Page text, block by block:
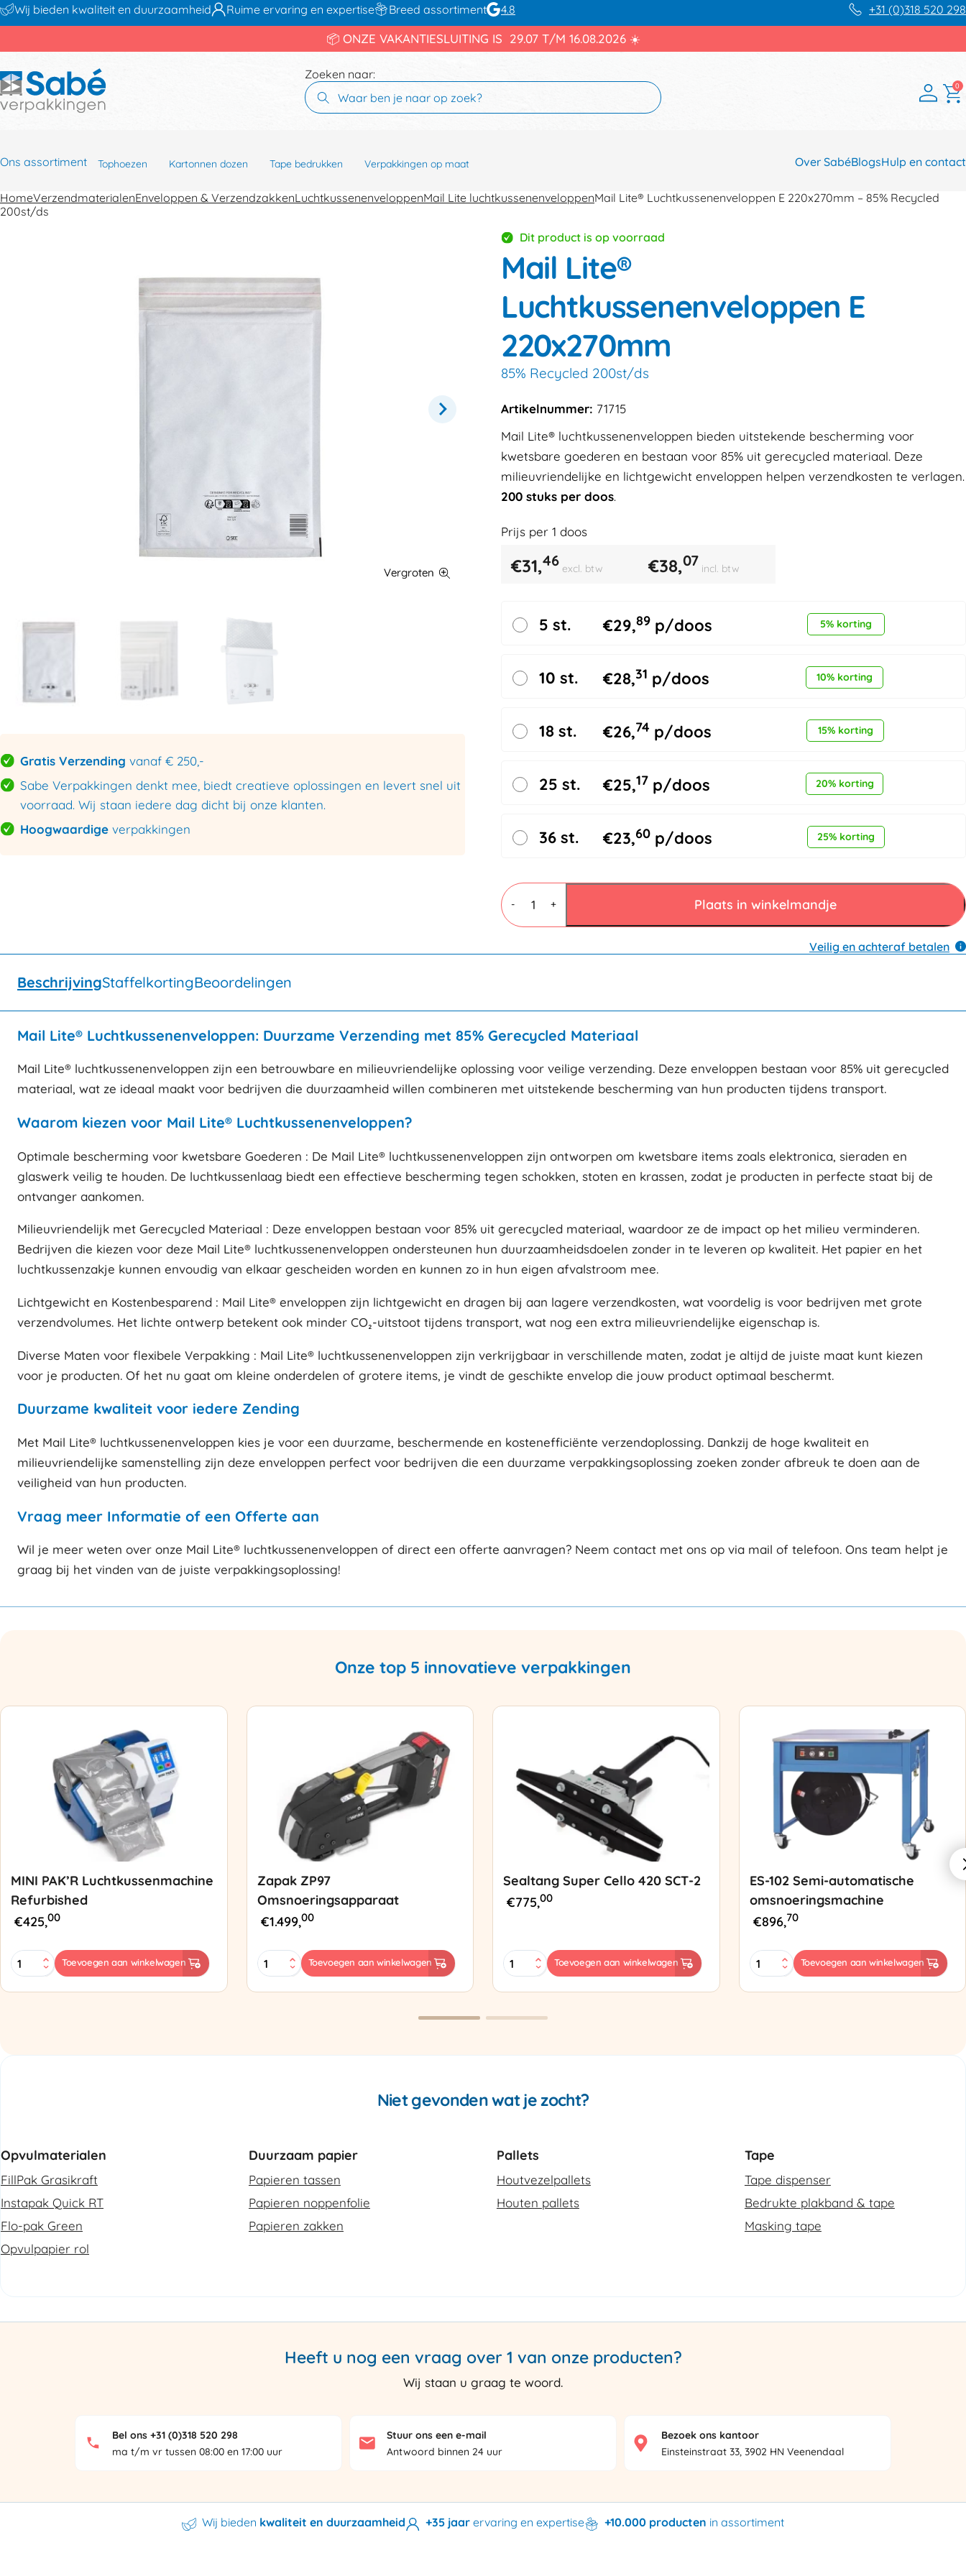
Wij bieden kwaliteit en duurzaamheid Ruime ervaring en expertise Breed assortiment 4.8 +31 (0)318 520 298
📦 ONZE VAKANTIESLUITING IS 29.07 T/M 16.08.2026 ☀️
Zoeken naar:
0
Ons assortiment Over SabéBlogsHulp en contact
Tophoezen Kartonnen dozen Tape bedrukken Verpakkingen op maat
HomeVerzendmaterialenEnveloppen & VerzendzakkenLuchtkussenenveloppenMail Lite luchtkussenenveloppenMail Lite® Luchtkussenenveloppen E 220x270mm – 85% Recycled
200st/ds
Gratis Verzending vanaf € 250,-
Sabe Verpakkingen denkt mee, biedt creatieve oplossingen en levert snel uit
voorraad. Wij staan iedere dag dicht bij onze klanten.
Hoogwaardige verpakkingen
Dit product is op voorraad
Mail Lite®
Luchtkussenenveloppen E
220x270mm
85% Recycled 200st/ds
Artikelnummer: 71715
Mail Lite® luchtkussenenveloppen bieden uitstekende bescherming voor
kwetsbare goederen en bestaan voor 85% uit gerecycled materiaal. Deze
milieuvriendelijke en lichtgewicht enveloppen helpen verzendkosten te verlagen.
200 stuks per doos.
Prijs per 1 doos
€31,46 excl. btw €38,07 incl. btw
5 st. €29,89 p/doos 5% korting
10 st. €28,31 p/doos 10% korting
18 st. €26,74 p/doos 15% korting
25 st. €25,17 p/doos 20% korting
36 st. €23,60 p/doos 25% korting
-
Mail
Lite®
Luchtkussenenveloppen
-
aantal
+ Plaats in winkelmandje
Veilig en achteraf betalen
BeschrijvingStaffelkortingBeoordelingen
Mail Lite® Luchtkussenenveloppen: Duurzame Verzending met 85% Gerecycled Materiaal
Mail Lite® luchtkussenenveloppen zijn een betrouwbare en milieuvriendelijke oplossing voor veilige verzending. Deze enveloppen bestaan voor 85% uit gerecycled
materiaal, wat ze ideaal maakt voor bedrijven die duurzaamheid willen combineren met uitstekende bescherming van hun producten tijdens transport.
Waarom kiezen voor Mail Lite® Luchtkussenenveloppen?
Optimale bescherming voor kwetsbare Goederen : De Mail Lite® luchtkussenenveloppen zijn ontworpen om kwetsbare items zoals elektronica, sieraden en
glaswerk veilig te houden. De luchtkussenlaag biedt een effectieve bescherming tegen schokken, stoten en krassen, zodat je producten in perfecte staat bij de
ontvanger aankomen.
Milieuvriendelijk met Gerecycled Materiaal : Deze enveloppen bestaan voor 85% uit gerecycled materiaal, waardoor ze de impact op het milieu verminderen.
Bedrijven die kiezen voor deze Mail Lite® luchtkussenenveloppen ondersteunen hun duurzaamheidsdoelen zonder in te leveren op kwaliteit. Het papier en het
luchtkussenzakje kunnen envoudig van elkaar gescheiden worden en kunnen zo in hun eigen afvalstroom mee.
Lichtgewicht en Kostenbesparend : Mail Lite® enveloppen zijn lichtgewicht en dragen bij aan lagere verzendkosten, wat voordelig is voor bedrijven met grote
verzendvolumes. Het lichte ontwerp betekent ook minder CO₂-uitstoot tijdens transport, wat nog een extra milieuvriendelijke eigenschap is.
Diverse Maten voor flexibele Verpakking : Mail Lite® luchtkussenenveloppen zijn verkrijgbaar in verschillende maten, zodat je altijd de juiste maat kunt kiezen
voor je producten. Of het nu gaat om kleine onderdelen of grotere items, je vindt de geschikte envelop die jouw product optimaal beschermt.
Duurzame kwaliteit voor iedere Zending
Met Mail Lite® luchtkussenenveloppen kies je voor een duurzame, beschermende en kostenefficiënte verzendoplossing. Dankzij de hoge kwaliteit en
milieuvriendelijke samenstelling zijn deze enveloppen perfect voor bedrijven die een duurzame verpakkingsoplossing zoeken zonder afbreuk te doen aan de
veiligheid van hun producten.
Vraag meer Informatie of een Offerte aan
Wil je meer weten over onze Mail Lite® luchtkussenenveloppen of direct een offerte aanvragen? Neem contact met ons op via mail of telefoon. Ons team helpt je
graag bij het vinden van de juiste verpakkingsoplossing!
Onze top 5 innovatieve verpakkingen
MINI PAK’R Luchtkussenmachine
Refurbished
€425,00
MINI
PAK'R
Toevoegen aan winkelwagen
Zapak ZP97
Omsnoeringsapparaat
€1.499,00
Zapak
ZP97
Toevoegen aan winkelwagen
Sealtang Super Cello 420 SCT-2
€775,00
Sealtang
Super
Toevoegen aan winkelwagen
ES-102 Semi-automatische
omsnoeringsmachine
€896,70
ES-
102
Toevoegen aan winkelwagen
Niet gevonden wat je zocht?
Opvulmaterialen
FillPak Grasikraft
Instapak Quick RT
Flo-pak Green
Opvulpapier rol
Duurzaam papier
Papieren tassen
Papieren noppenfolie
Papieren zakken
Pallets
Houtvezelpallets
Houten pallets
Tape
Tape dispenser
Bedrukte plakband & tape
Masking tape
Heeft u nog een vraag over 1 van onze producten?
Wij staan u graag te woord.
Bel ons +31 (0)318 520 298
ma t/m vr tussen 08:00 en 17:00 uur
Stuur ons een e-mail
Antwoord binnen 24 uur
Bezoek ons kantoor
Einsteinstraat 33, 3902 HN Veenendaal
Wij bieden kwaliteit en duurzaamheid +35 jaar ervaring en expertise +10.000 producten in assortiment